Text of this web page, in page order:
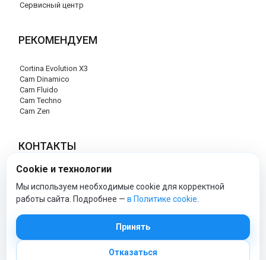
Сервисный центр
РЕКОМЕНДУЕМ
Cortina Evolution X3
Cam Dinamico
Cam Fluido
Cam Techno
Cam Zen
КОНТАКТЫ
+7 (495) 120-29-85
info@cam-official-store.ru
Cookie и технологии
Мы используем необходимые cookie для корректной
работы сайта. Подробнее — в Политике cookie
Принять
Отказаться